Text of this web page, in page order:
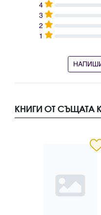
4
3
2
1
КНИГИ ОТ СЪЩАТА